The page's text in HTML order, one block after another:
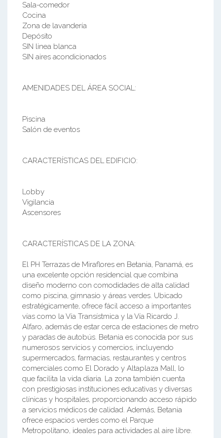
Sala-comedor
Cocina
Zona de lavandería
Depósito
SIN linea blanca
SIN aires acondicionados
AMENIDADES DEL ÁREA SOCIAL:
Piscina
Salón de eventos
CARACTERÍSTICAS DEL EDIFICIO:
Lobby
Vigilancia
Ascensores
CARACTERÍSTICAS DE LA ZONA:
El PH Terrazas de Miraflores en Betania, Panamá, es
una excelente opción residencial que combina
diseño moderno con comodidades de alta calidad
como piscina, gimnasio y áreas verdes. Ubicado
estratégicamente, ofrece fácil acceso a importantes
vías como la Vía Transístmica y la Vía Ricardo J.
Alfaro, además de estar cerca de estaciones de metro
y paradas de autobús. Betania es conocida por sus
numerosos servicios y comercios, incluyendo
supermercados, farmacias, restaurantes y centros
comerciales como El Dorado y Altaplaza Mall, lo
que facilita la vida diaria. La zona también cuenta
con prestigiosas instituciones educativas y diversas
clínicas y hospitales, proporcionando acceso rápido
a servicios médicos de calidad. Además, Betania
ofrece espacios verdes como el Parque
Metropolitano, ideales para actividades al aire libre.